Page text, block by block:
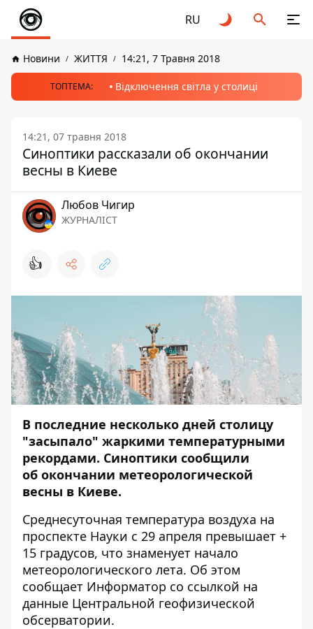
RU
Новини ЖИТТЯ 14:21, 7 Травня 2018
ТОПТЕМА: Відключення світла у столиці
14:21, 07 травня 2018
Синоптики рассказали об окончании
весны в Киеве
Любов Чигир
ЖУРНАЛІСТ
👍
В последние несколько дней столицу
"засыпало" жаркими температурными
рекордами. Синоптики сообщили
об окончании метеорологической
весны в Киеве.
Среднесуточная температура воздуха на
проспекте Науки с 29 апреля превышает +
15 градусов, что знаменует начало
метеорологического лета. Об этом
сообщает Информатор со ссылкой на
данные Центральной геофизической
обсерватории.